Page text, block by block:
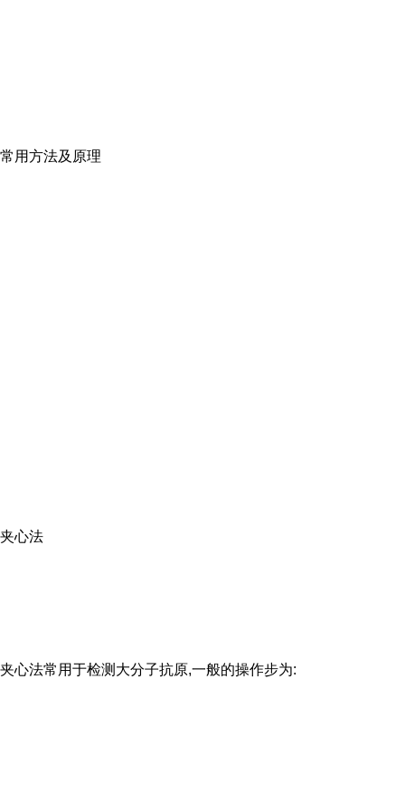
常用方法及原理
夹心法
夹心法常用于检测大分子抗原,一般的操作步为: